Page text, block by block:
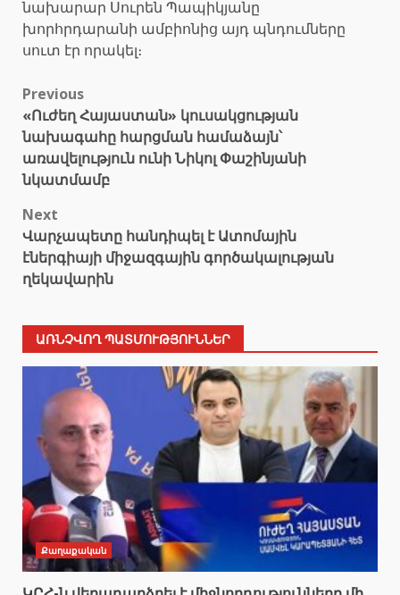
նախարար Սուրեն Պապիկյանը
խորհրդարանի ամբիոնից այդ պնդումները
սուտ էր որակել։
Post
navigation
Previous
«Ուժեղ Հայաստան» կուսակցության
նախագահը հարցման համաձայն՝
առավելություն ունի Նիկոլ Փաշինյանի
նկատմամբ
Next
Վարչապետը հանդիպել է Ատոմային
էներգիայի միջազգային գործակալության
ղեկավարին
ԱՌՆՉՎՈՂ ՊԱՏՄՈՒԹՅՈՒՆՆԵՐ
Քաղաքական